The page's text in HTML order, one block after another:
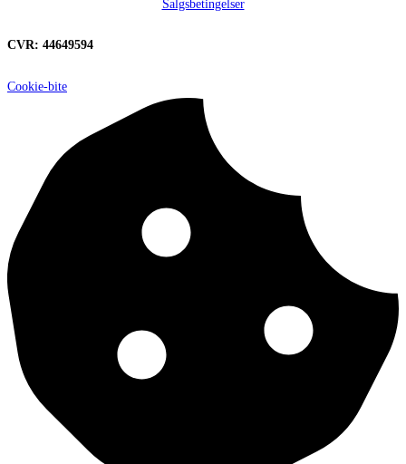
Salgsbetingelser
CVR: 44649594
Cookie-bite